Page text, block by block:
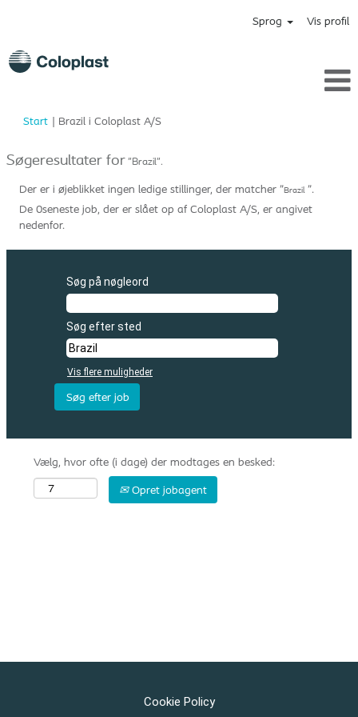
Sprog Vis profil
Start | Brazil i Coloplast A/S(aktuel
Søgeresultater for"Brazil".
Der er i øjeblikket ingen ledige stillinger, der matcher "Brazil".
De 0seneste job, der er slået op af Coloplast A/S, er angivet
nedenfor.
Søg på nøgleord
Søg efter sted
Vis flere muligheder
Vælg, hvor ofte (i dage) der modtages en besked:
Opret jobagent
Cookie Policy